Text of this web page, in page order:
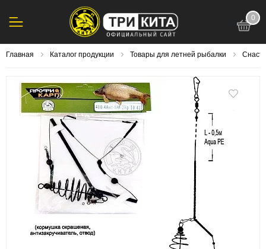
0
Главная Каталог продукции Товары для летней рыбалки